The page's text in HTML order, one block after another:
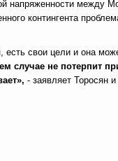
напряженности между
контингента
есть свои цели и она
случае не потерпит
- заявляет Торосян